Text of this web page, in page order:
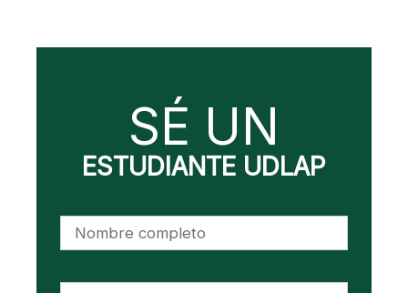
SÉ UN
ESTUDIANTE UDLAP